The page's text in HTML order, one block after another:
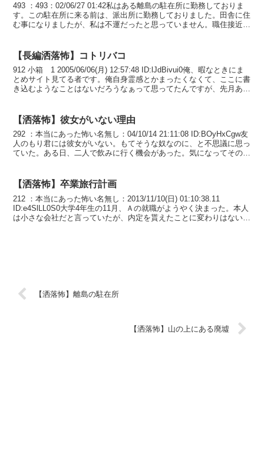
493 ：493：02/06/27 01:42私はある離島の駐在所に勤務しておりま
す。この駐在所に来る前は、派出所に勤務しておりました。田舎に住
む事になりましたが、私は不運だったと思っていません。職住接近だ
【長編洒落怖】コトリバコ
912 小箱 1 2005/06/06(月) 12:57:48 ID:lJdBivui0俺、暇なときにま
とめサイト見てる者です。俺自身霊感とかまったくなくて、ここに書
き込むようなことはないだろうなぁって思ってたんですが、先月あっ
【洒落怖】彼女がいない理由
292 ：本当にあった怖い名無し：04/10/14 21:11:08 ID:BOyHxCgw友
人のもり君には彼女がいない。もてそうな奴なのに、と不思議に思っ
ていた。ある日、二人で飲みに行く機会があった。気になってそのこ
【洒落怖】卒業旅行計画
212 ：本当にあった怖い名無し：2013/11/10(日) 01:10:38.11
ID:e4SlLL0S0大学4年生の11月、Ａの就職がようやく決まった。本人
は小さな会社だと言っていたが、内定を貰えたことに変わりはない
【洒落怖】離島の駐在所
【洒落怖】山の上にある廃墟